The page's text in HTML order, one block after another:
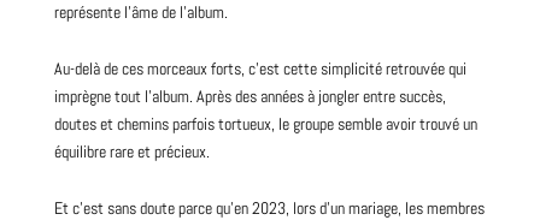
représente l’âme de l’album.
Au-delà de ces morceaux forts, c’est cette simplicité retrouvée qui
imprègne tout l’album. Après des années à jongler entre succès,
doutes et chemins parfois tortueux, le groupe semble avoir trouvé un
équilibre rare et précieux.
Et c’est sans doute parce qu’en 2023, lors d’un mariage, les membres